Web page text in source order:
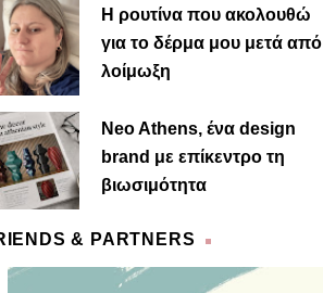
Η ρουτίνα που ακολουθώ
για το δέρμα μου μετά από
λοίμωξη
Neo Athens, ένα design
brand με επίκεντρο τη
βιωσιμότητα
& PARTNERS